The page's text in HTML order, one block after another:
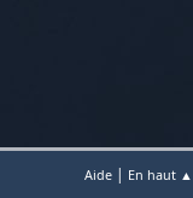
Aide | En haut ▲